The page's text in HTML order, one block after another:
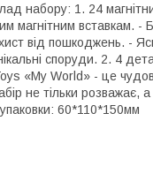
набору: 1. 24
вставкам. -
від пошкоджень. -
споруди. 2. 4
«My World» - це
не тільки
упаковки: 60*110*150мм